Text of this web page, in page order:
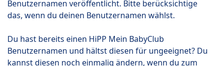
Benutzernamen veröffentlicht. Bitte berücksichtige
das, wenn du deinen Benutzernamen wählst.
Du hast bereits einen HiPP Mein BabyClub
Benutzernamen und hältst diesen für ungeeignet? Du
kannst diesen noch einmalig ändern, wenn du zum